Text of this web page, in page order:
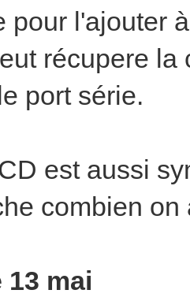
pour l'ajouter
récupere
port série.
est aussi
combien
mai